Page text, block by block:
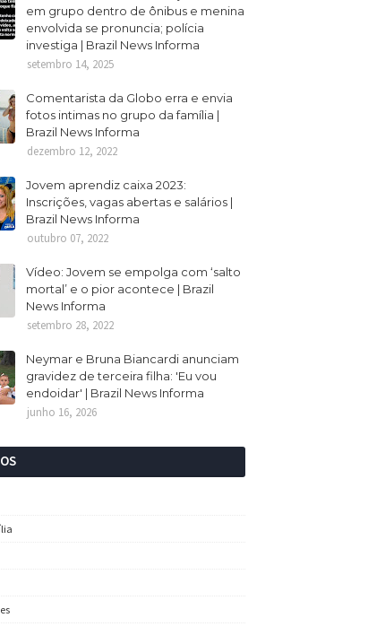
em grupo dentro de ônibus e menina
envolvida se pronuncia; polícia
investiga | Brazil News Informa
setembro 14, 2025
Comentarista da Globo erra e envia
fotos intimas no grupo da família |
Brazil News Informa
dezembro 12, 2022
Jovem aprendiz caixa 2023:
Inscrições, vagas abertas e salários |
Brazil News Informa
outubro 07, 2022
Vídeo: Jovem se empolga com ‘salto
mortal’ e o pior acontece | Brazil
News Informa
setembro 28, 2022
Neymar e Bruna Biancardi anunciam
gravidez de terceira filha: 'Eu vou
endoidar' | Brazil News Informa
junho 16, 2026